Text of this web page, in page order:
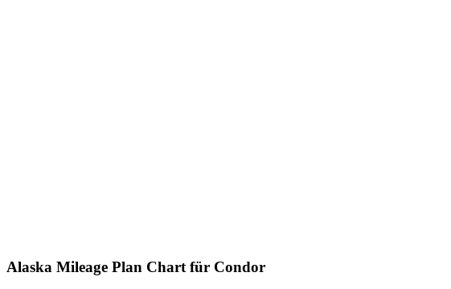
Alaska Mileage Plan Chart für Condor